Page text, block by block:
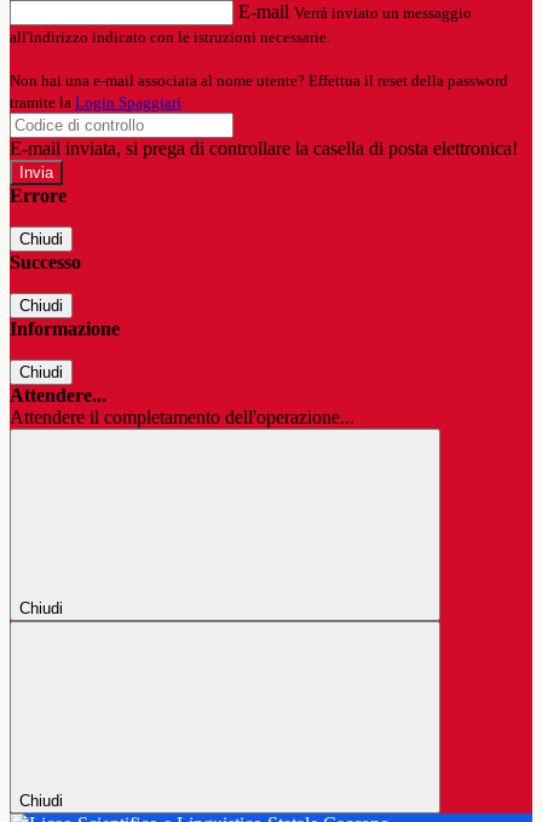
E-mail Verrà inviato un messaggio
all'indirizzo indicato con le istruzioni necessarie.
Non hai una e-mail associata al nome utente? Effettua il reset della password
tramite la Login Spaggiari
E-mail inviata, si prega di controllare la casella di posta elettronica!
Errore
Chiudi
Successo
Chiudi
Informazione
Chiudi
Attendere...
Attendere il completamento dell'operazione...
Chiudi
Chiudi